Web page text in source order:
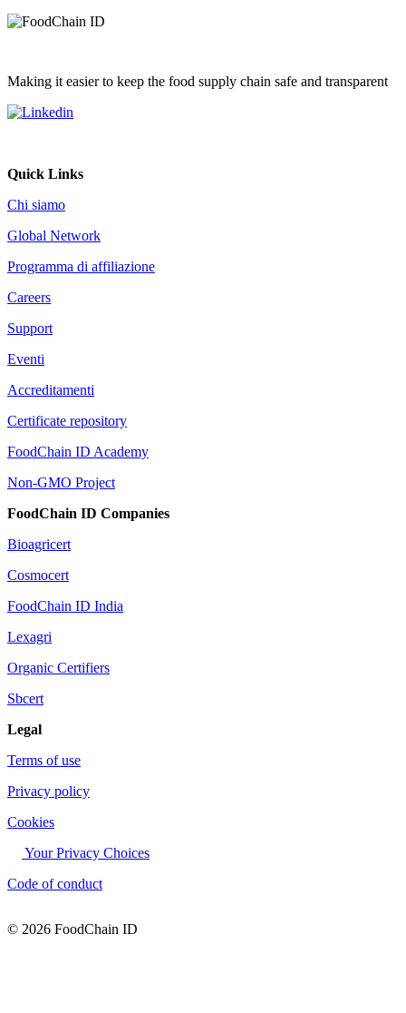
Making it easier to keep the food supply chain safe and transparent
Quick Links
Chi siamo
Global Network
Programma di affiliazione
Careers
Support
Eventi
Accreditamenti
Certificate repository
FoodChain ID Academy
Non-GMO Project
FoodChain ID Companies
Bioagricert
Cosmocert
FoodChain ID India
Lexagri
Organic Certifiers
Sbcert
Legal
Terms of use
Privacy policy
Cookies
Your Privacy Choices
Code of conduct
© 2026 FoodChain ID